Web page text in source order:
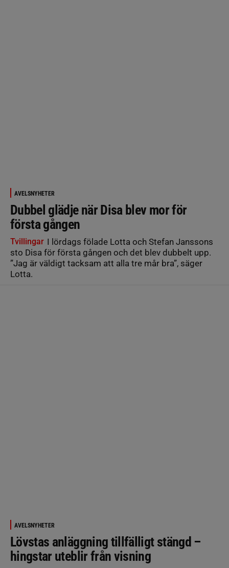
AVELSNYHETER
Dubbel glädje när Disa blev mor för
första gången
Tvillingar I lördags fölade Lotta och Stefan Janssons
sto Disa för första gången och det blev dubbelt upp.
”Jag är väldigt tacksam att alla tre mår bra”, säger
Lotta.
AVELSNYHETER
Lövstas anläggning tillfälligt stängd –
hingstar uteblir från visning